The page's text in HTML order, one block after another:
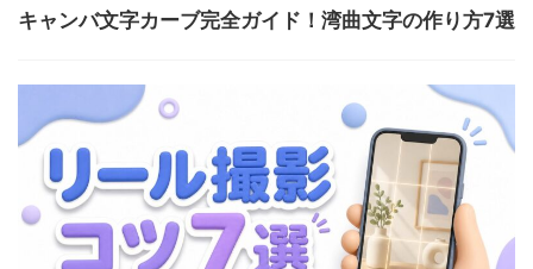
キャンバ文字カーブ完全ガイド！湾曲文字の作り方7選